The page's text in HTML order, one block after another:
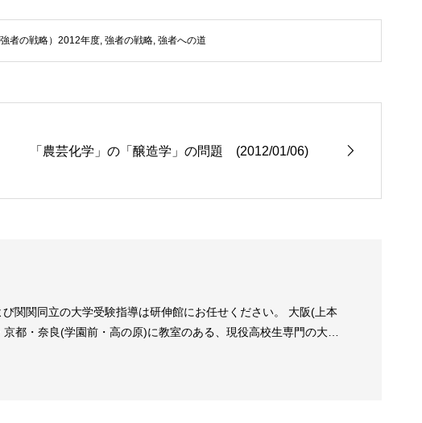
者の戦略）2012年度, 強者の戦略, 強者への道
「農芸化学」の「醸造学」の問題 (2012/01/06)
関関同立の大学受験指導は研伸館にお任せください。 大阪(上本
都・奈良(学園前・高の原)に教室のある、現役高校生専門の大学